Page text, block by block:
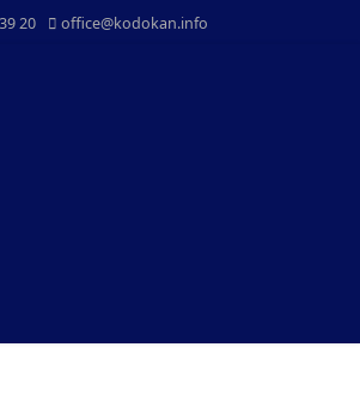
20 office@kodokan.info